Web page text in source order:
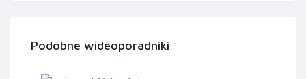
Podobne wideoporadniki